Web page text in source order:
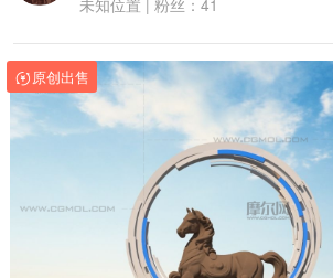
未知位置 | 粉丝：41
原创出售